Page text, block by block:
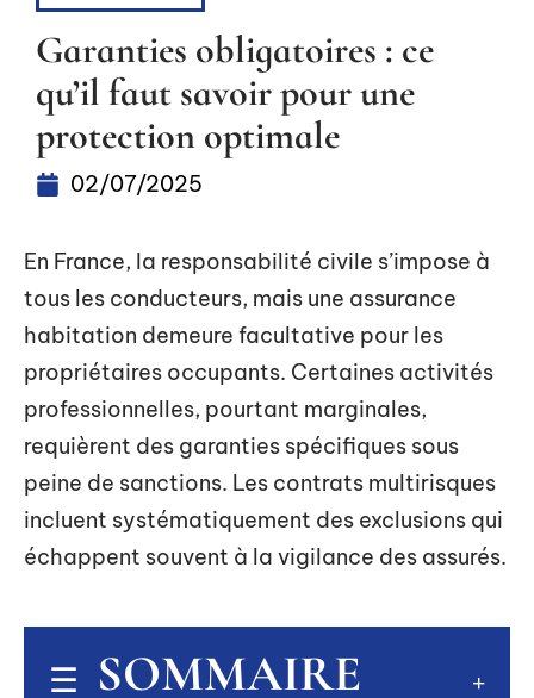
Garanties obligatoires : ce
qu’il faut savoir pour une
protection optimale
02/07/2025
En France, la responsabilité civile s’impose à
tous les conducteurs, mais une assurance
habitation demeure facultative pour les
propriétaires occupants. Certaines activités
professionnelles, pourtant marginales,
requièrent des garanties spécifiques sous
peine de sanctions. Les contrats multirisques
incluent systématiquement des exclusions qui
échappent souvent à la vigilance des assurés.
SOMMAIRE